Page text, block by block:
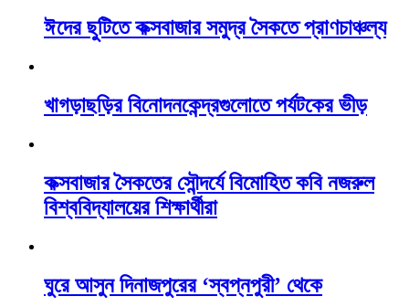
ঈদের ছুটিতে কক্সবাজার সমুদ্র সৈকতে প্রাণচাঞ্চল্য
খাগড়াছড়ির বিনোদনকেন্দ্রগুলোতে পর্যটকের ভীড়
কক্সবাজার সৈকতের সৌন্দর্যে বিমোহিত কবি নজরুল
বিশ্ববিদ্যালয়ের শিক্ষার্থীরা
ঘুরে আসুন দিনাজপুরের ‘স্বপ্নপুরী’ থেকে